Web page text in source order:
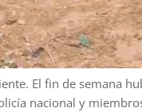
El fin de semana
nacional y